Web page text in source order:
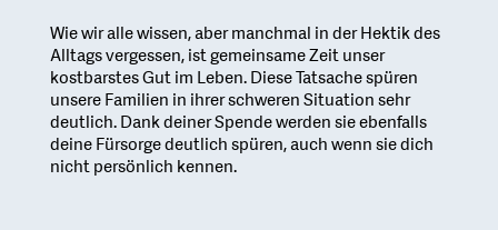
Wie wir alle wissen, aber manchmal in der Hektik des
Alltags vergessen, ist gemeinsame Zeit unser
kostbarstes Gut im Leben. Diese Tatsache spüren
unsere Familien in ihrer schweren Situation sehr
deutlich. Dank deiner Spende werden sie ebenfalls
deine Fürsorge deutlich spüren, auch wenn sie dich
nicht persönlich kennen.